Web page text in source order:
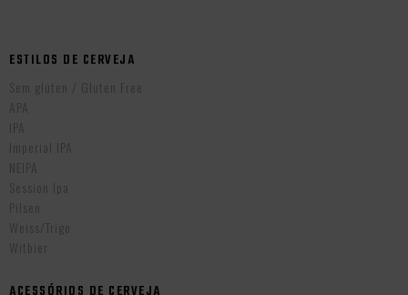
ESTILOS DE CERVEJA
Sem glúten / Gluten Free
APA
IPA
Imperial IPA
NEIPA
Session Ipa
Pilsen
Weiss/Trigo
Witbier